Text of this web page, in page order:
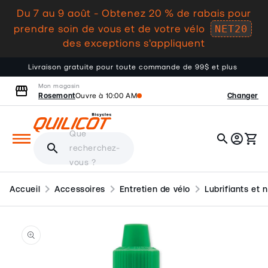
Du 7 au 9 août - Obtenez 20 % de rabais pour
prendre soin de vous et de votre vélo
NET20
des exceptions s'appliquent
Livraison gratuite pour toute commande de 99$ et plus
Mon magasin
storefront RosemontOuvre à 10:00 AM Changer
search
Que
recherchez-
vous ?
search account_circleshopping_cart
Panier
Accueil chevron_rightAccessoires chevron_right Entretien de vélo chevron_rightLubrifiants et